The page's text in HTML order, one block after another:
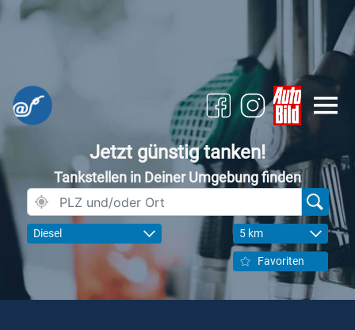
Jetzt günstig tanken!
Tankstellen in Deiner Umgebung finden
Diesel 5 km
Favoriten